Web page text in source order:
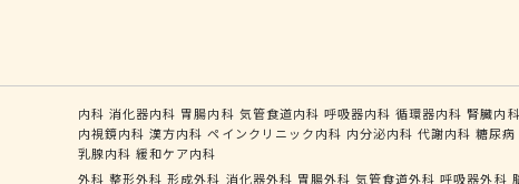
内科 消化器内科 胃腸内科 気管食道内科 呼吸器内科 循環器内科 腎臓内科
内視鏡内科 漢方内科 ペインクリニック内科 内分泌内科 代謝内科 糖尿
乳腺内科 緩和ケア内科
外科 整形外科 形成外科 消化器外科 胃腸外科 気管食道外科 呼吸器外科